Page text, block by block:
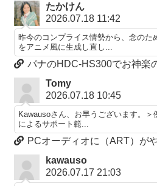
たかけん
2026.07.18 11:42
昨今のコンプライス情勢から、念のた
をアニメ風に生成し直し...
パナのHDC-HS300でお神楽
Tomy
2026.07.18 10:45
Kawausoさん、お早うございます。
によるサポート範...
PCオーディオに（ART）が
kawauso
2026.07.17 21:03